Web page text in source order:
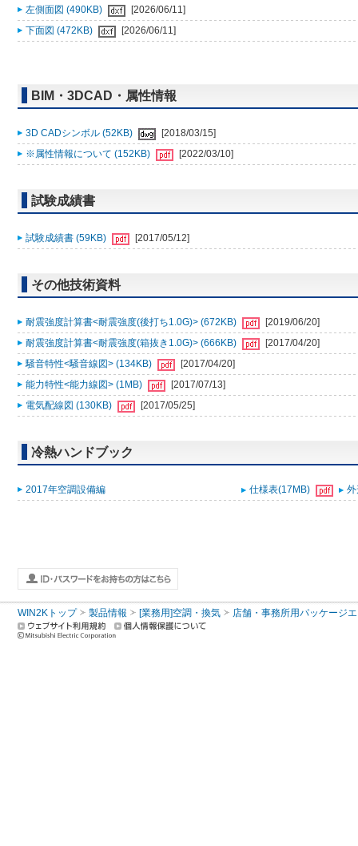
左側面図 (490KB)
[2026/06/11]
下面図 (472KB)
[2026/06/11]
BIM・3DCAD・属性情報
3D CADシンボル (52KB)
[2018/03/15]
※属性情報について (152KB)
[2022/03/10]
試験成績書
試験成績書 (59KB) [2017/05/12]
その他技術資料
耐震強度計算書<耐震強度(後打ち1.0G)> (672KB)
[2019/06/20]
耐震強度計算書<耐震強度(箱抜き1.0G)> (666KB)
[2017/04/20]
騒音特性<騒音線図> (134KB)
[2017/04/20]
能力特性<能力線図> (1MB)
[2017/07/13]
電気配線図 (130KB)
[2017/05/25]
冷熱ハンドブック
2017年空調設備編 仕様表(17MB)
WIN2Kトップ 製品情報 [業務用]空調・換気 店舗・事務所用パッケージ